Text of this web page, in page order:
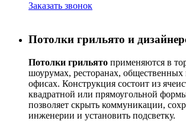
Заказать звонок
Потолки грильято и
Потолки грильято применяются в
шоурумах, ресторанах, общественных
офисах. Конструкция состоит из
квадратной или прямоугольной
позволяет скрыть коммуникации,
инженерии и установить подсветку.